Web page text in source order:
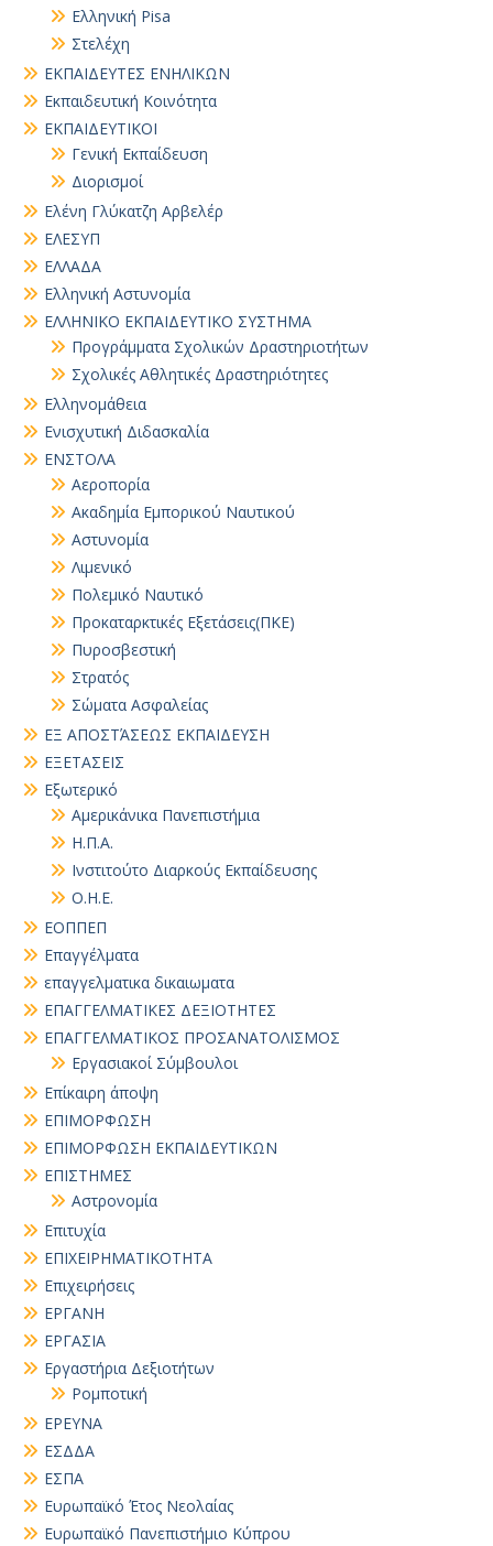
Ελληνική Pisa
Στελέχη
ΕΚΠΑΙΔΕΥΤΕΣ ΕΝΗΛΙΚΩΝ
Εκπαιδευτική Κοινότητα
ΕΚΠΑΙΔΕΥΤΙΚΟΙ
Γενική Εκπαίδευση
Διορισμοί
Ελένη Γλύκατζη Αρβελέρ
ΕΛΕΣΥΠ
ΕΛΛΑΔΑ
Ελληνική Αστυνομία
ΕΛΛΗΝΙΚΟ ΕΚΠΑΙΔΕΥΤΙΚΟ ΣΥΣΤΗΜΑ
Προγράμματα Σχολικών Δραστηριοτήτων
Σχολικές Αθλητικές Δραστηριότητες
Ελληνομάθεια
Ενισχυτική Διδασκαλία
ΕΝΣΤΟΛΑ
Αεροπορία
Ακαδημία Εμπορικού Ναυτικού
Αστυνομία
Λιμενικό
Πολεμικό Ναυτικό
Προκαταρκτικές Εξετάσεις(ΠΚΕ)
Πυροσβεστική
Στρατός
Σώματα Ασφαλείας
ΕΞ ΑΠΟΣΤΆΣΕΩΣ ΕΚΠΑΙΔΕΥΣΗ
ΕΞΕΤΑΣΕΙΣ
Εξωτερικό
Αμερικάνικα Πανεπιστήμια
Η.Π.Α.
Ινστιτούτο Διαρκούς Εκπαίδευσης
Ο.Η.Ε.
ΕΟΠΠΕΠ
Επαγγέλματα
επαγγελματικα δικαιωματα
ΕΠΑΓΓΕΛΜΑΤΙΚΕΣ ΔΕΞΙΟΤΗΤΕΣ
ΕΠΑΓΓΕΛΜΑΤΙΚΟΣ ΠΡΟΣΑΝΑΤΟΛΙΣΜΟΣ
Εργασιακοί Σύμβουλοι
Επίκαιρη άποψη
ΕΠΙΜΟΡΦΩΣΗ
ΕΠΙΜΟΡΦΩΣΗ ΕΚΠΑΙΔΕΥΤΙΚΩΝ
ΕΠΙΣΤΗΜΕΣ
Αστρονομία
Επιτυχία
ΕΠΙΧΕΙΡΗΜΑΤΙΚΟΤΗΤΑ
Επιχειρήσεις
ΕΡΓΑΝΗ
ΕΡΓΑΣΙΑ
Εργαστήρια Δεξιοτήτων
Ρομποτική
ΕΡΕΥΝΑ
ΕΣΔΔΑ
ΕΣΠΑ
Ευρωπαϊκό Έτος Νεολαίας
Ευρωπαϊκό Πανεπιστήμιο Κύπρου